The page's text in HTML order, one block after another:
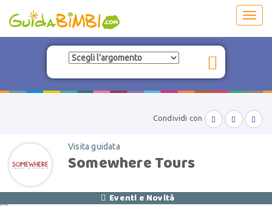
Condividi con   
Visita guidata
Somewhere Tours
 Eventi e Novità